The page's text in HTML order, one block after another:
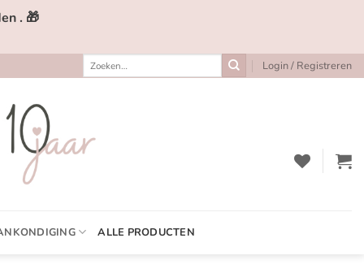
. 🎁
Zoeken
naar:
Login / Registreren
ALLE PRODUCTEN